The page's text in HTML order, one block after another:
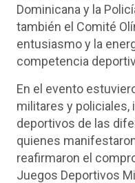
Dominicana y la
también el Comité
entusiasmo y la
competencia
En el evento
militares y
deportivos de las
quienes
reafirmaron el
Juegos Deportivos